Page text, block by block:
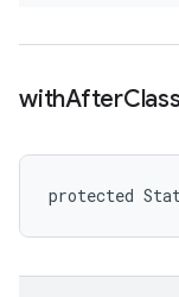
withAfter
protected